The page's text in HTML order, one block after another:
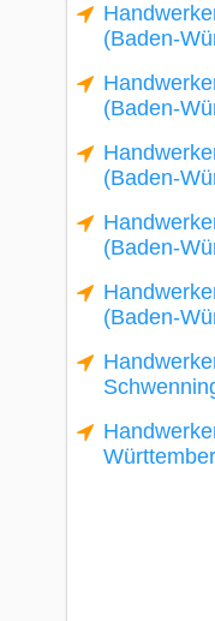
(Baden-
(Baden-
(Baden-
(Baden-
(Baden-